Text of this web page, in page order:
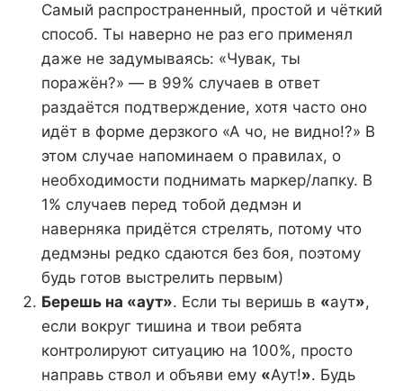
Самый распространенный, простой и чёткий
способ. Ты наверно не раз его применял
даже не задумываясь: «Чувак, ты
поражён?» — в 99% случаев в ответ
раздаётся подтверждение, хотя часто оно
идёт в форме дерзкого «А чо, не видно!?» В
этом случае напоминаем о правилах, о
необходимости поднимать маркер/лапку. В
1% случаев перед тобой дедмэн и
наверняка придётся стрелять, потому что
дедмэны редко сдаются без боя, поэтому
будь готов выстрелить первым)
Берешь на «аут». Если ты веришь в «аут»,
если вокруг тишина и твои ребята
контролируют ситуацию на 100%, просто
направь ствол и объяви ему «Аут!». Будь